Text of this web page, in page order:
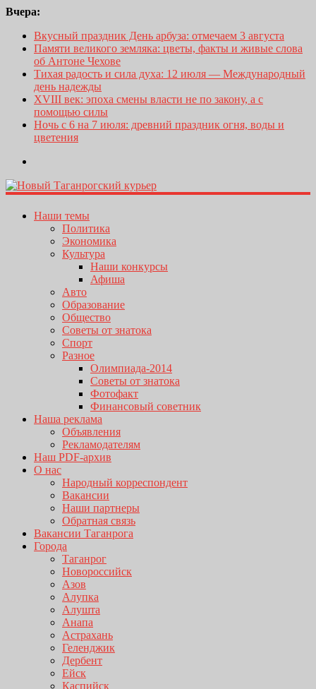
Вчера:
Вкусный праздник День арбуза: отмечаем 3 августа
Памяти великого земляка: цветы, факты и живые слова
об Антоне Чехове
Тихая радость и сила духа: 12 июля — Международный
день надежды
XVIII век: эпоха смены власти не по закону, а с
помощью силы
Ночь с 6 на 7 июля: древний праздник огня, воды и
цветения
Наши темы
Политика
Экономика
Культура
Наши конкурсы
Афиша
Авто
Образование
Общество
Советы от знатока
Спорт
Разное
Олимпиада-2014
Советы от знатока
Фотофакт
Финансовый советник
Наша реклама
Объявления
Рекламодателям
Наш PDF-архив
О нас
Народный корреспондент
Вакансии
Наши партнеры
Обратная связь
Вакансии Таганрога
Города
Таганрог
Новороссийск
Азов
Алупка
Алушта
Анапа
Астрахань
Геленджик
Дербент
Ейск
Каспийск